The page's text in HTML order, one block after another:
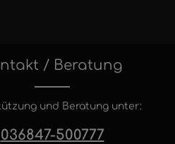
/ Beratung
und Beratung unter:
036847-500777